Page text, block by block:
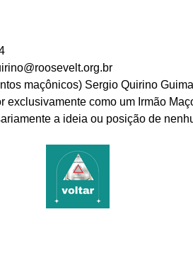
maçônicos) Sergio Quirino
exclusivamente como um Irmão
a ideia ou posição de